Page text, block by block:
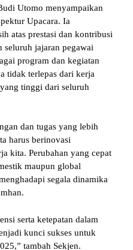
Utomo menyampaikan
Upacara. Ia
atas prestasi dan kontribusi
jajaran pegawai
program dan kegiatan
tidak terlepas dari kerja
tinggi dari seluruh
dan tugas yang lebih
harus berinovasi
kita. Perubahan yang cepat
maupun global
segala dinamika
serta ketepatan dalam
kunci sukses untuk
tambah Sekjen.